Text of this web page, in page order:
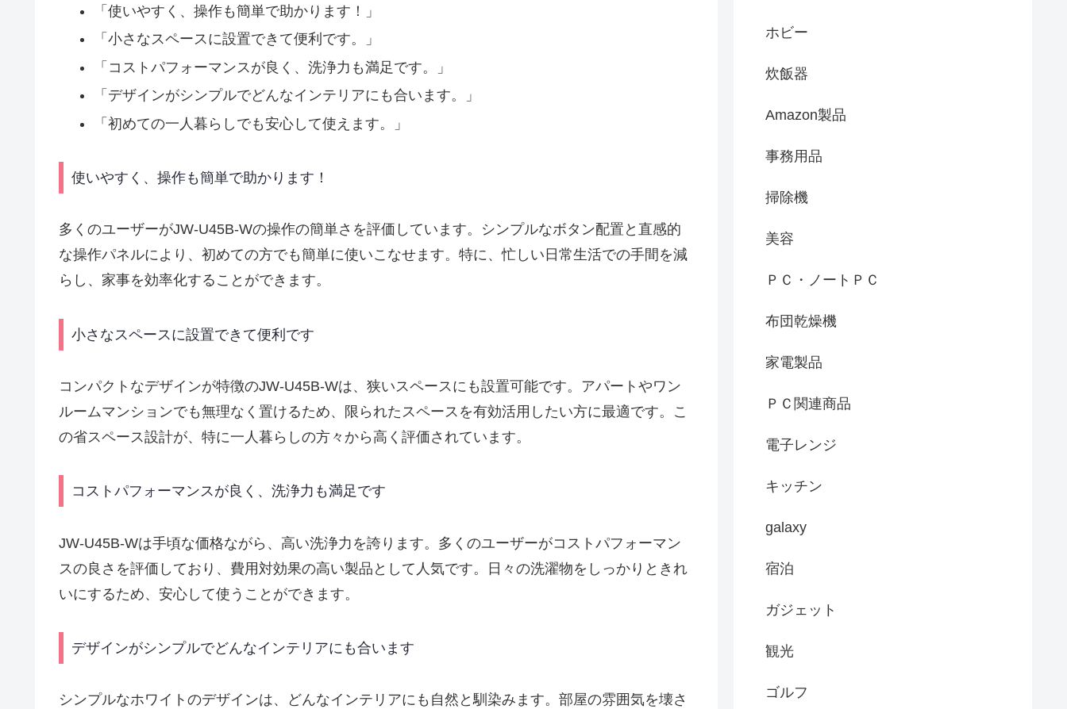
「使いやすく、操作も簡単で助かります！」
「小さなスペースに設置できて便利です。」
「コストパフォーマンスが良く、洗浄力も満足です。」
「デザインがシンプルでどんなインテリアにも合います。」
「初めての一人暮らしでも安心して使えます。」
使いやすく、操作も簡単で助かります！
多くのユーザーがJW-U45B-Wの操作の簡単さを評価しています。シンプルなボタン配置と直感的
な操作パネルにより、初めての方でも簡単に使いこなせます。特に、忙しい日常生活での手間を減
らし、家事を効率化することができます。
小さなスペースに設置できて便利です
コンパクトなデザインが特徴のJW-U45B-Wは、狭いスペースにも設置可能です。アパートやワン
ルームマンションでも無理なく置けるため、限られたスペースを有効活用したい方に最適です。こ
の省スペース設計が、特に一人暮らしの方々から高く評価されています。
コストパフォーマンスが良く、洗浄力も満足です
JW-U45B-Wは手頃な価格ながら、高い洗浄力を誇ります。多くのユーザーがコストパフォーマン
スの良さを評価しており、費用対効果の高い製品として人気です。日々の洗濯物をしっかりときれ
いにするため、安心して使うことができます。
デザインがシンプルでどんなインテリアにも合います
シンプルなホワイトのデザインは、どんなインテリアにも自然と馴染みます。部屋の雰囲気を壊さ
ホビー
炊飯器
Amazon製品
事務用品
掃除機
美容
ＰＣ・ノートＰＣ
布団乾燥機
家電製品
ＰＣ関連商品
電子レンジ
キッチン
galaxy
宿泊
ガジェット
観光
ゴルフ